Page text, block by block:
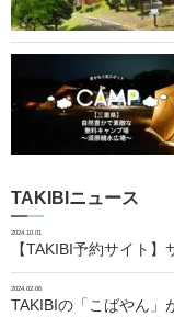
TAKIBIニュース
2024.10.01
【TAKIBI予約サイト
2024.02.06
TAKIBIの「こばやん」